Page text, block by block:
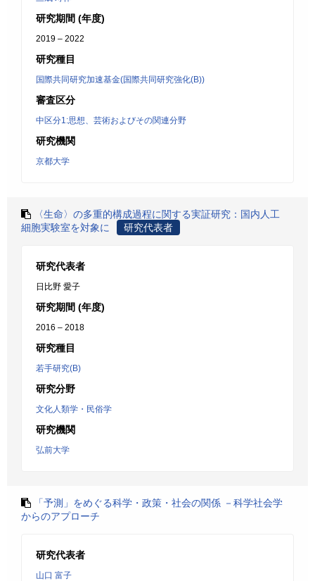
研究期間 (年度)
2019 – 2022
研究種目
国際共同研究加速基金(国際共同研究強化(B))
審査区分
中区分1:思想、芸術およびその関連分野
研究機関
京都大学
〈生命〉の多重的構成過程に関する実証研究：国内人工
細胞実験室を対象に
研究代表者
研究代表者
日比野 愛子
研究期間 (年度)
2016 – 2018
研究種目
若手研究(B)
研究分野
文化人類学・民俗学
研究機関
弘前大学
「予測」をめぐる科学・政策・社会の関係 －科学社会学
からのアプローチ
研究代表者
山口 富子